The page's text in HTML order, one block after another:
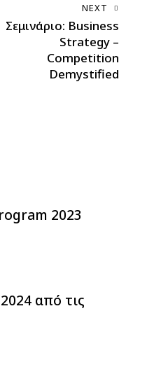
NEXT
Σεμινάριο: Business
Strategy –
Competition
Demystified
2023
από τις